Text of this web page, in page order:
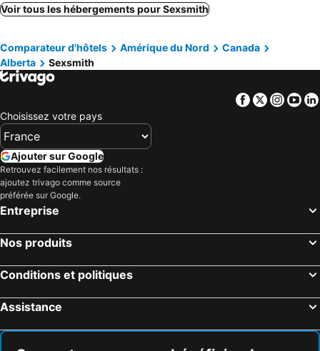
Whistler, Colombie-britannique Hôtels
Vancouver, Colombie-britannique Hôtels
Edmonton, Alberta Hôtels
Ville de Québec, Québec Hôtels
Niagara Falls, Ontario Hôtels
Voir tous les hébergements pour Sexsmith
Comparateur d'hôtels Amérique du Nord
Canada
Alberta
Sexsmith
Facebook
Twitter
Choisissez votre pays
Ajouter sur Google
Retrouvez facilement nos résultats :
ajoutez trivago comme source
préférée sur Google.
Entreprise
Nos produits
Conditions et politiques
Assistance